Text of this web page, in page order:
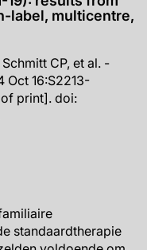
label, multicentre,
CP, et al. -
Oct 16:S2213-
print]. doi:
standaardtherapie